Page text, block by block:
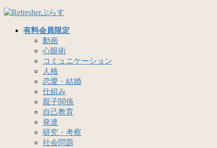
コ
ナ
有料会員限定
動画
心眼術
コミュニケーション
人格
恋愛・結婚
仕組み
親子関係
自己教育
発達
研究・考察
社会問題